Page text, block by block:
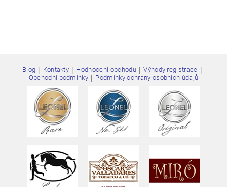
Blog Kontakty Hodnocení obchodu Výhody registrace
Obchodní podmínky Podmínky ochrany osobních údajů